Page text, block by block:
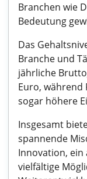
Branchen wie
Bedeutung
Das
Branche und
jährliche
Euro, während
sogar höhere
Insgesamt
spannende
Innovation,
vielfältige